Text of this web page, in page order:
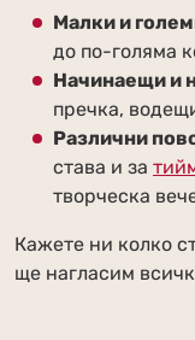
Малки и
до по-голяма
Начинаещи и
пречка,
Различни
става и за
творческа
Кажете ни колко
ще нагласим